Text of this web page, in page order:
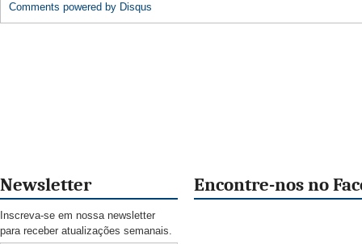
Comments powered by Disqus
Newsletter
Inscreva-se em nossa newsletter
para receber atualizações semanais.
Encontre-nos no